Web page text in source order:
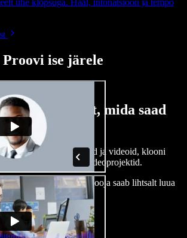
ühe klõpsuga. Hääl, intonatsioon ja tempo
Proovi ise järele
osa sellest, mida saad
teha.
tasuta pilte, helisid ja videoid, klooni
terviklikud audio-videoprojektid.
kõik töötab veebis – looja saab lihtsalt luua